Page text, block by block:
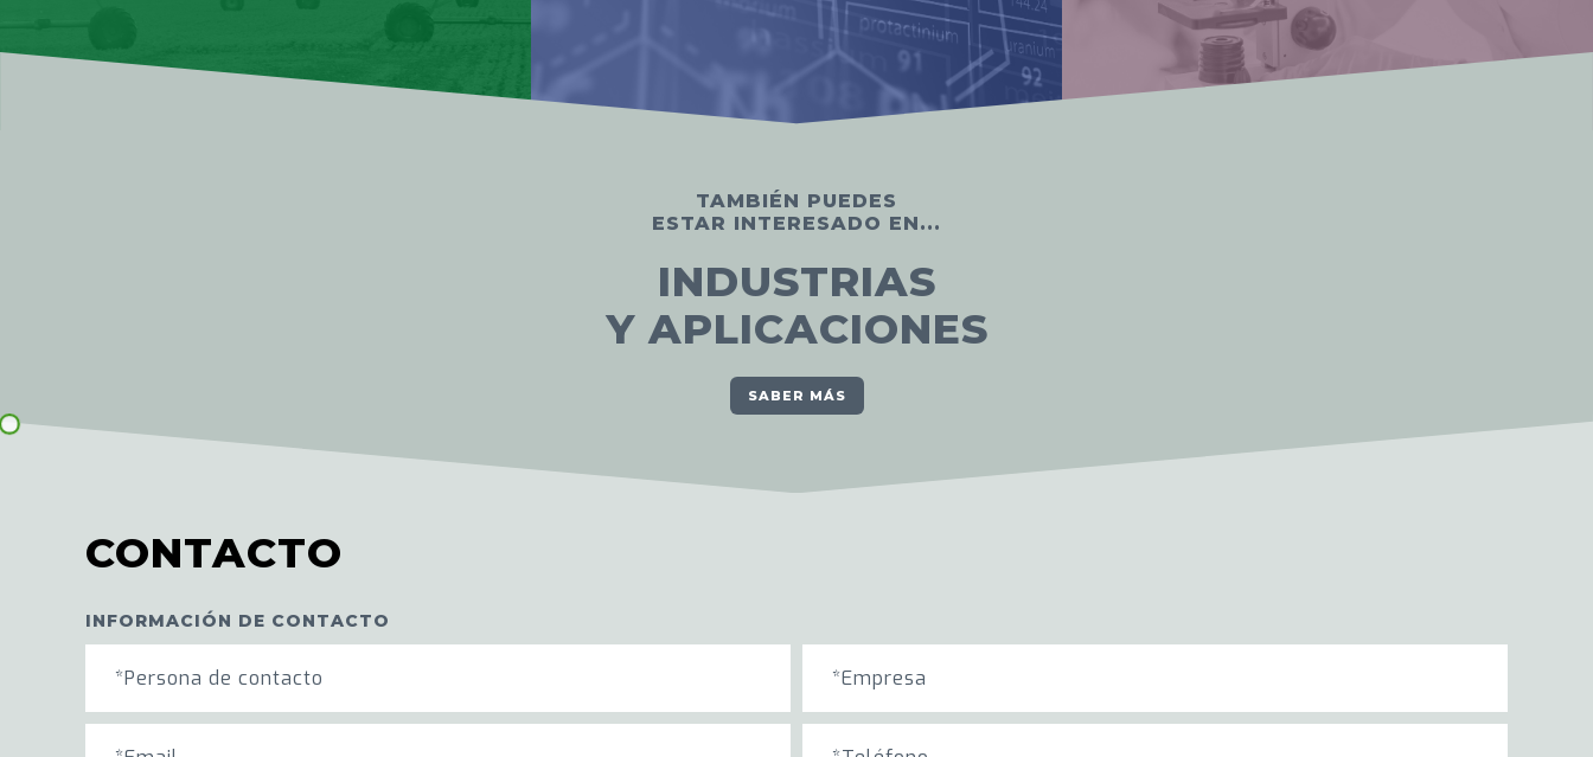
TAMBIÉN PUEDES
ESTAR INTERESADO EN...
INDUSTRIAS
Y APLICACIONES
SABER MÁS
CONTACTO
INFORMACIÓN DE CONTACTO